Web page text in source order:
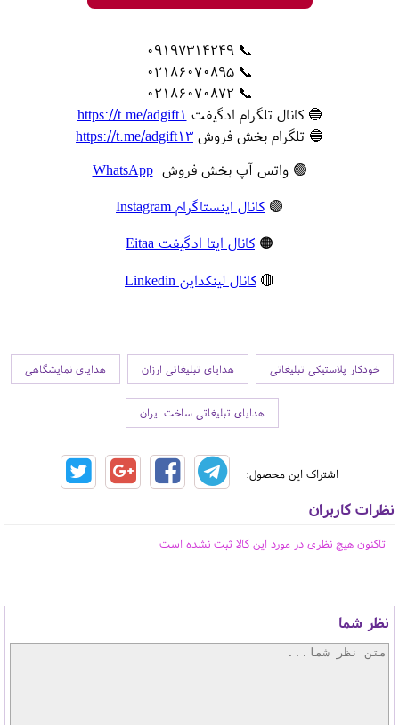
📞 09197314249
📞 02186070895
📞 02186070872
🔵 کانال تلگرام ادگیفت https://t.me/adgift1
🔵 تلگرام بخش فروش https://t.me/adgift13
🟢 واتس آپ بخش فروشWhatsApp
🟣 کانال اینستاگرام Instagram
🟠 کانال ایتا ادگیفت Eitaa
🔴 کانال لینکداین Linkedin
خودکار پلاستیکی تبلیغاتی هدایای تبلیغاتی ارزان هدایای نمایشگاهی
هدایای تبلیغاتی ساخت ایران
اشتراک این محصول:
نظرات کاربران
تاکنون هیچ نظری در مورد این کالا ثبت نشده است
نظر شما